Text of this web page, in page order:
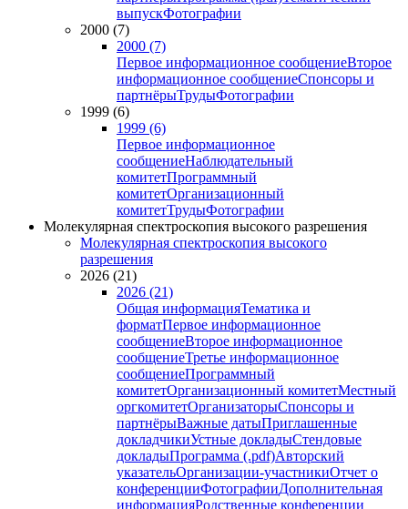
выпускФотографии
2000 (7)
2000 (7)
Первое информационное сообщениеВторое
информационное сообщениеСпонсоры и
партнёрыТрудыФотографии
1999 (6)
1999 (6)
Первое информационное
сообщениеНаблюдательный
комитетПрограммный
комитетОрганизационный
комитетТрудыФотографии
Молекулярная спектроскопия высокого разрешения
Молекулярная спектроскопия высокого
разрешения
2026 (21)
2026 (21)
Общая информацияТематика и
форматПервое информационное
сообщениеВторое информационное
сообщениеТретье информационное
сообщениеПрограммный
комитетОрганизационный комитетМестный
оргкомитетОрганизаторыСпонсоры и
партнёрыВажные датыПриглашенные
докладчикиУстные докладыСтендовые
докладыПрограмма (.pdf)Авторский
указательОрганизации-участникиОтчет о
конференцииФотографииДополнительная
информацияРодственные конференции